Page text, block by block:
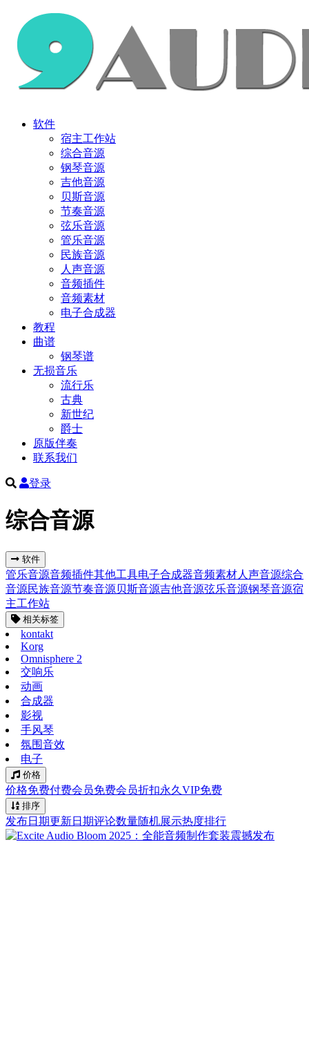
软件
宿主工作站
综合音源
钢琴音源
吉他音源
贝斯音源
节奏音源
弦乐音源
管乐音源
民族音源
人声音源
音频插件
音频素材
电子合成器
教程
曲谱
钢琴谱
无损音乐
流行乐
古典
新世纪
爵士
原版伴奏
联系我们
登录
综合音源
软件
管乐音源音频插件其他工具电子合成器音频素材人声音源综合
音源民族音源节奏音源贝斯音源吉他音源弦乐音源钢琴音源宿
主工作站
相关标签
kontakt
Korg
Omnisphere 2
交响乐
动画
合成器
影视
手风琴
氛围音效
电子
价格
价格免费付费会员免费会员折扣永久VIP免费
排序
发布日期更新日期评论数量随机展示热度排行